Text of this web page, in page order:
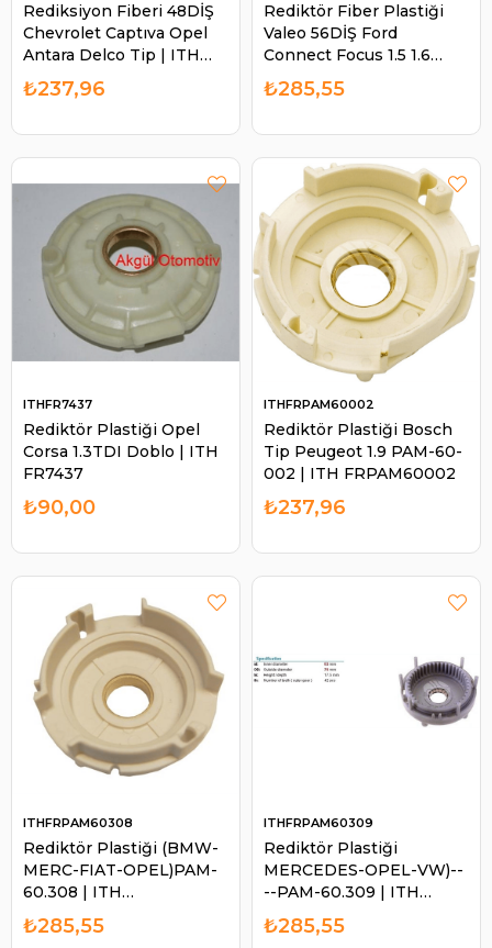
Rediksiyon Fiberi 48DİŞ
Chevrolet Captıva Opel
Antara Delco Tip | ITH
FR2110
₺237,96
Rediktör Fiber Plastiği
Valeo 56DİŞ Ford
Connect Focus 1.5 1.6
TDCI Vw ESW20E11 | ITH
FR3490
₺285,55
Rediktör Plastiği Opel
Corsa 1.3TDI Doblo | ITH
FR7437
ITHFR7437
₺90,00
Rediktör Plastiği Bosch
Tip Peugeot 1.9 PAM-60-
002 | ITH FRPAM60002
ITHFRPAM60002
₺237,96
Rediktör Plastiği (BMW-
MERC-FIAT-OPEL)PAM-
60.308 | ITH
FRPAM60308
ITHFRPAM60308
₺285,55
Rediktör Plastiği
MERCEDES-OPEL-VW)--
--PAM-60.309 | ITH
FRPAM60309
ITHFRPAM60309
₺285,55